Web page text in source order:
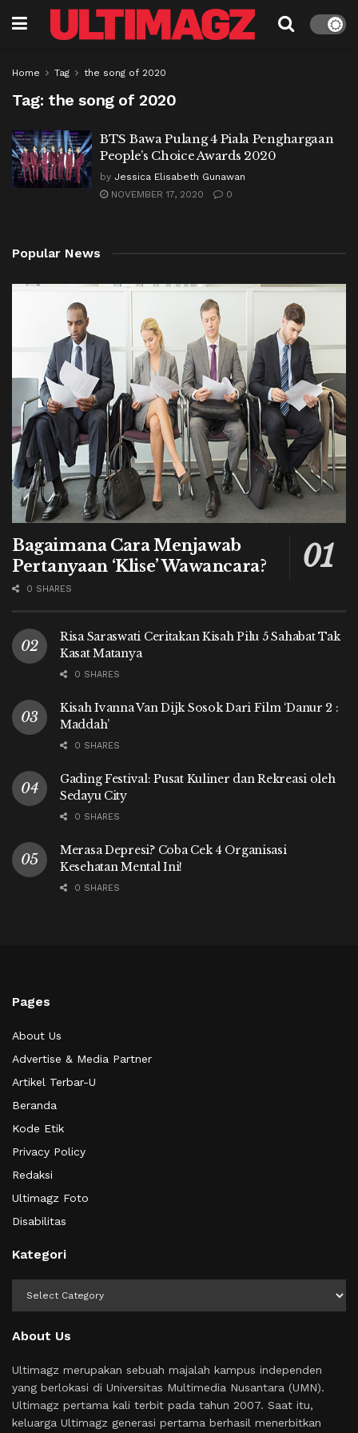
Home Tag the song of 2020
Tag: the song of 2020
BTS Bawa Pulang 4 Piala Penghargaan
People’s Choice Awards 2020
by Jessica Elisabeth Gunawan
NOVEMBER 17, 2020
0
Popular News
Bagaimana Cara Menjawab
Pertanyaan ‘Klise’ Wawancara?
0 SHARES
Risa Saraswati Ceritakan Kisah Pilu 5 Sahabat Tak
Kasat Matanya
0 SHARES
Kisah Ivanna Van Dijk Sosok Dari Film ‘Danur 2 :
Maddah’
0 SHARES
Gading Festival: Pusat Kuliner dan Rekreasi oleh
Sedayu City
0 SHARES
Merasa Depresi? Coba Cek 4 Organisasi
Kesehatan Mental Ini!
0 SHARES
Pages
About Us
Advertise & Media Partner
Artikel Terbar-U
Beranda
Kode Etik
Privacy Policy
Redaksi
Ultimagz Foto
Disabilitas
Kategori
About Us
Ultimagz merupakan sebuah majalah kampus independen
yang berlokasi di Universitas Multimedia Nusantara (UMN).
Ultimagz pertama kali terbit pada tahun 2007. Saat itu,
keluarga Ultimagz generasi pertama berhasil menerbitkan